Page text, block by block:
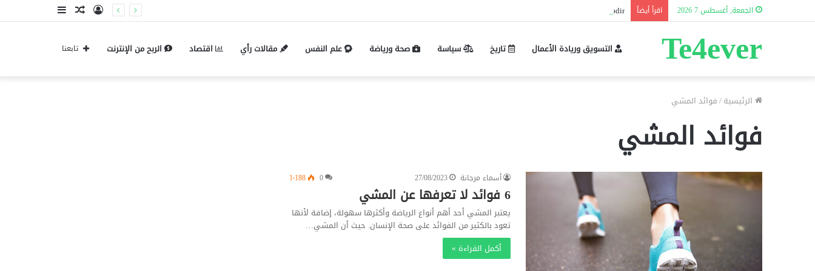
الجمعة, أغسطس 7 2026 اقرأ أيضاً Pin-up mobil və masaüstü giriş fərqləri: Performans tərkibi nədir?
إضافةمقالتسجيل
Te4ever التسويق وريادة الأعمال تاريخ سياسة صحة ورياضة علم النفس مقالات رأي اقتصاد الربح من الإنترنت تابعنا
الرئيسية/فوائد المشي
فوائد المشي
أسماء مرجانة 27/08/2023
0 1٬188
6 فوائد لا تعرفها عن المشي
يعتبر المشي أحد أهم أنواع الرياضة وأكثرها سهولة، إضافة لأنها
تعود بالكثير من الفوائد على صحة الإنسان. حيث أن المشي…
أكمل القراءة »